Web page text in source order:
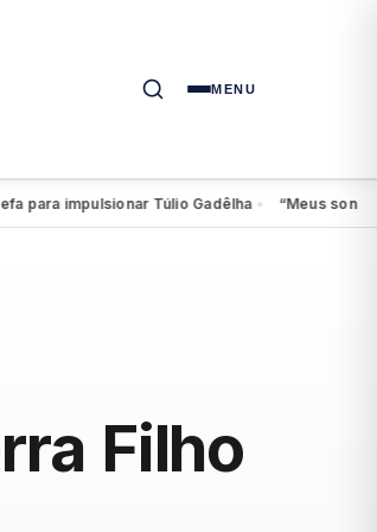
MENU
impulsionar Túlio Gadêlha● “Meus sonhos
Filho